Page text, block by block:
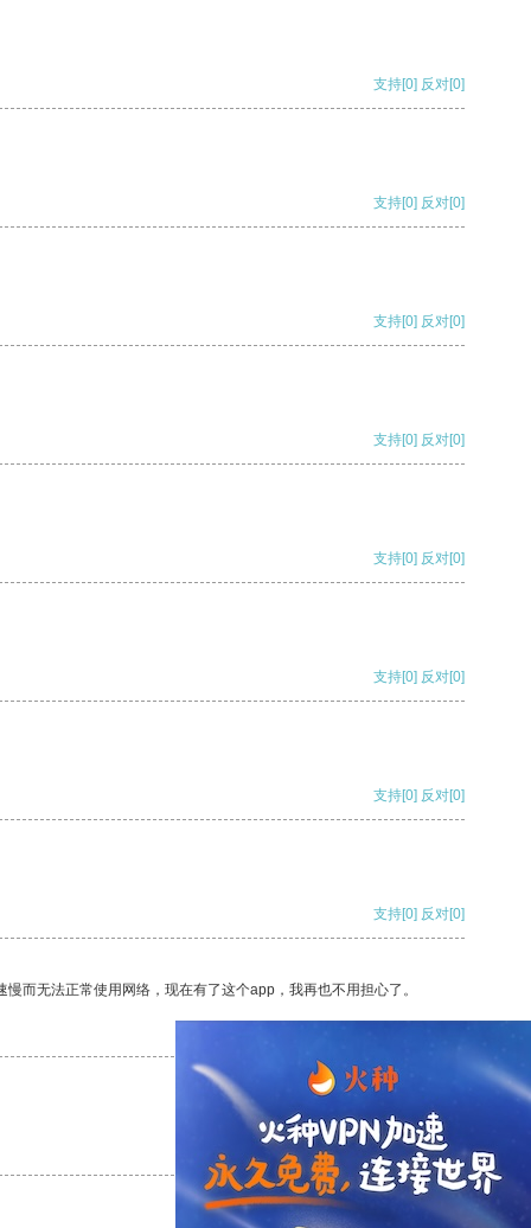
支持[0] 反对[0]
支持[0] 反对[0]
支持[0] 反对[0]
支持[0] 反对[0]
支持[0] 反对[0]
支持[0] 反对[0]
支持[0] 反对[0]
支持[0] 反对[0]
而无法正常使用网络，现在有了这个app，我再也不用担心了。
支持 [0] 反对 [0]